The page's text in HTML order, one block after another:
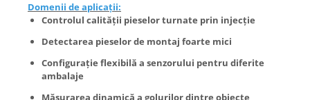
Domenii de aplicații:
Controlul calității pieselor turnate prin injecție
Detectarea pieselor de montaj foarte mici
Configurație flexibilă a senzorului pentru diferite
ambalaje
Măsurarea dinamică a golurilor dintre obiecte